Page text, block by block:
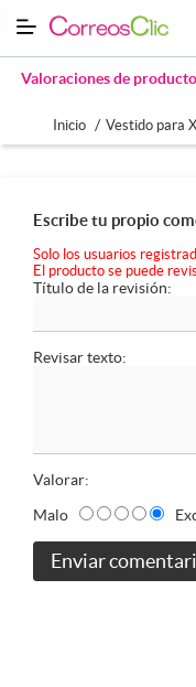
Valoraciones de
Inicio / Vestido para
Escribe tu propio
Solo los usuarios
El producto se puede
Título de la revisión:
Revisar texto:
Valorar:
Malo
Enviar